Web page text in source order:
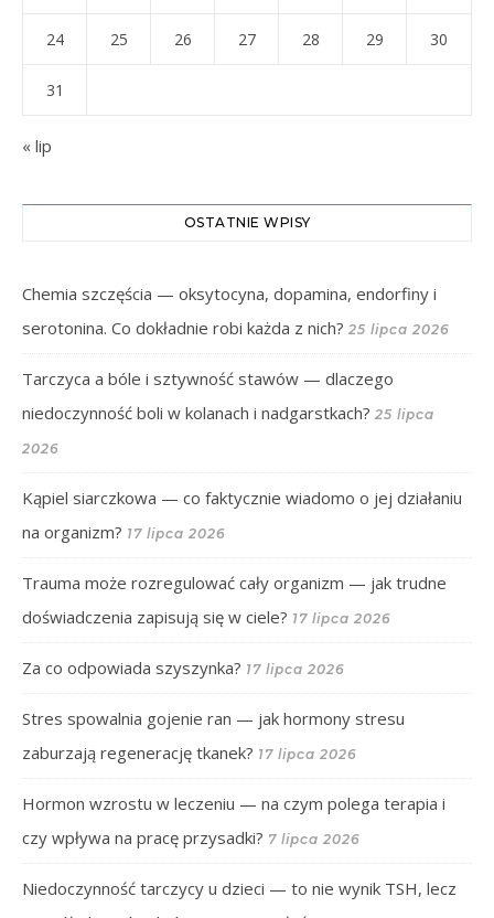
24 25 26 27 28 29 30
31
« lip
OSTATNIE WPISY
Chemia szczęścia — oksytocyna, dopamina, endorfiny i
serotonina. Co dokładnie robi każda z nich? 25 lipca 2026
Tarczyca a bóle i sztywność stawów — dlaczego
niedoczynność boli w kolanach i nadgarstkach? 25 lipca
2026
Kąpiel siarczkowa — co faktycznie wiadomo o jej działaniu
na organizm? 17 lipca 2026
Trauma może rozregulować cały organizm — jak trudne
doświadczenia zapisują się w ciele? 17 lipca 2026
Za co odpowiada szyszynka? 17 lipca 2026
Stres spowalnia gojenie ran — jak hormony stresu
zaburzają regenerację tkanek? 17 lipca 2026
Hormon wzrostu w leczeniu — na czym polega terapia i
czy wpływa na pracę przysadki? 7 lipca 2026
Niedoczynność tarczycy u dzieci — to nie wynik TSH, lecz